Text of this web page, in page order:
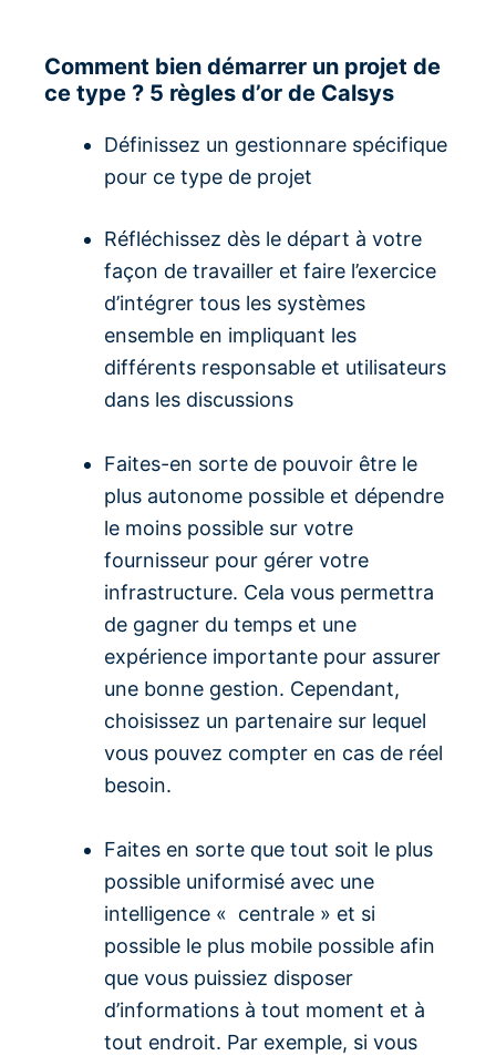
Comment bien démarrer un projet de
ce type ? 5 règles d’or de Calsys
Définissez un gestionnare spécifique
pour ce type de projet
Réfléchissez dès le départ à votre
façon de travailler et faire l’exercice
d’intégrer tous les systèmes
ensemble en impliquant les
différents responsable et utilisateurs
dans les discussions
Faites-en sorte de pouvoir être le
plus autonome possible et dépendre
le moins possible sur votre
fournisseur pour gérer votre
infrastructure. Cela vous permettra
de gagner du temps et une
expérience importante pour assurer
une bonne gestion. Cependant,
choisissez un partenaire sur lequel
vous pouvez compter en cas de réel
besoin.
Faites en sorte que tout soit le plus
possible uniformisé avec une
intelligence « centrale » et si
possible le plus mobile possible afin
que vous puissiez disposer
d’informations à tout moment et à
tout endroit. Par exemple, si vous